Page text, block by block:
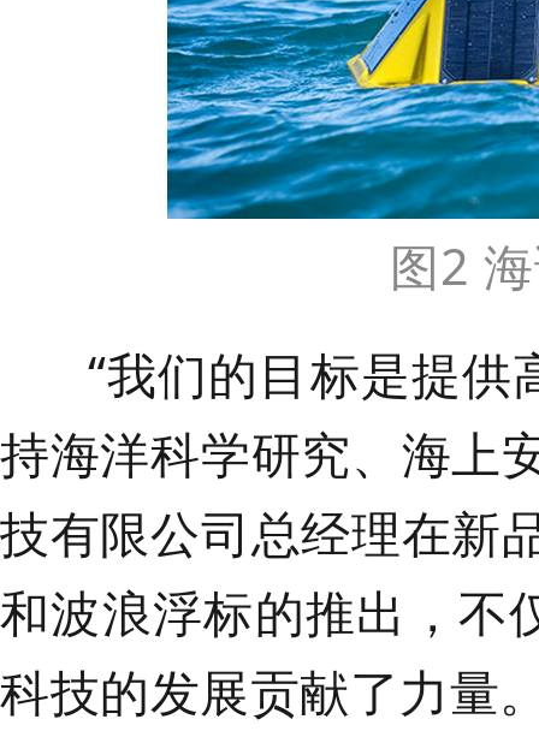
图2
“我们的目标是提供
持海洋科学研究、海上
技有限公司总经理在新
和波浪浮标的推出，不
科技的发展贡献了力量